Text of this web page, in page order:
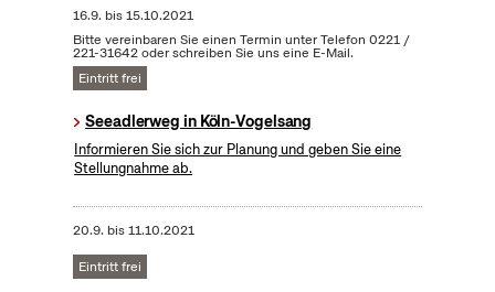
16.9. bis15.10.2021
Bitte vereinbaren Sie einen Termin unter Telefon 0221 /
221-31642 oder schreiben Sie uns eine E-Mail.
Eintritt frei
Seeadlerweg in Köln-Vogelsang
Informieren Sie sich zur Planung und geben Sie eine
Stellungnahme ab.
20.9. bis11.10.2021
Eintritt frei